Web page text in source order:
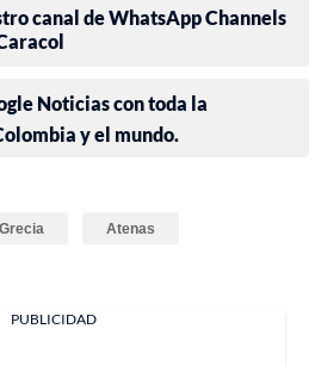
canal de WhatsApp Channels
Noticias con toda la
y el mundo.
Grecia Atenas
PUBLICIDAD